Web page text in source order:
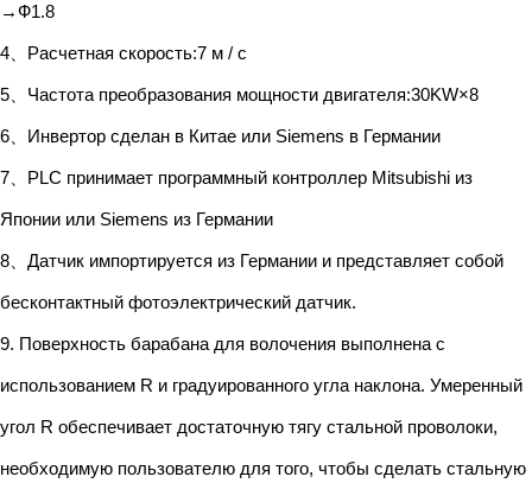
→Ф1.8
4、Расчетная скорость:7 м / с
5、Частота преобразования мощности двигателя:30KW×8
6、Инвертор сделан в Китае или Siemens в Германии
7、PLC принимает программный контроллер Mitsubishi из
Японии или Siemens из Германии
8、Датчик импортируется из Германии и представляет собой
бесконтактный фотоэлектрический датчик.
9. Поверхность барабана для волочения выполнена с
использованием R и градуированного угла наклона. Умеренный
угол R обеспечивает достаточную тягу стальной проволоки,
необходимую пользователю для того, чтобы сделать стальную